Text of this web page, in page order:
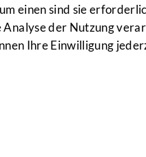
einen sind sie
der Nutzung
Ihre Einwilligung
des